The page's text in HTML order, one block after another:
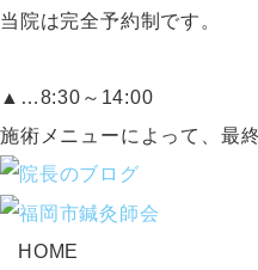
当院は完全予約制です。
▲…8:30～14:00
施術メニューによって、最
HOME